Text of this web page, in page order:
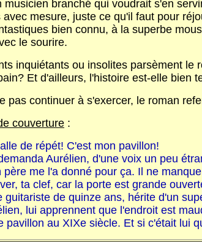
branché qui voudrait s'en
mesure, juste ce qu'il faut pour
bien connu, à la superbe
le sourire.
inquiétants ou insolites parsèment
Et d'ailleurs, l'histoire est-elle bien
pas continuer à s'exercer, le roman
couverture :
de répét! C'est mon pavillon!
Aurélien, d'une voix un peu
père me l'a donné pour ça. Il ne
ta clef, car la porte est grande
guitariste de quinze ans, hérite d'un
lui apprennent que l'endroit est
pavillon au XIXe siècle. Et si c'était lui